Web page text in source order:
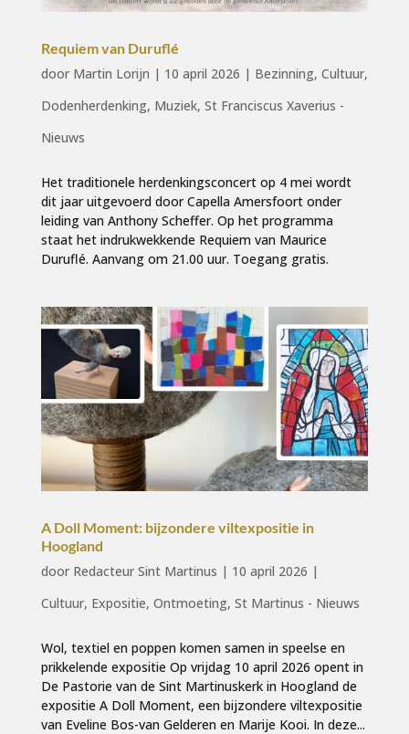
Requiem van Duruflé
door Martin Lorijn | 10 april 2026 | Bezinning, Cultuur,
Dodenherdenking, Muziek, St Franciscus Xaverius -
Nieuws
Het traditionele herdenkingsconcert op 4 mei wordt
dit jaar uitgevoerd door Capella Amersfoort onder
leiding van Anthony Scheffer. Op het programma
staat het indrukwekkende Requiem van Maurice
Duruflé. Aanvang om 21.00 uur. Toegang gratis.
A Doll Moment: bijzondere viltexpositie in
Hoogland
door Redacteur Sint Martinus | 10 april 2026 |
Cultuur, Expositie, Ontmoeting, St Martinus - Nieuws
Wol, textiel en poppen komen samen in speelse en
prikkelende expositie Op vrijdag 10 april 2026 opent in
De Pastorie van de Sint Martinuskerk in Hoogland de
expositie A Doll Moment, een bijzondere viltexpositie
van Eveline Bos-van Gelderen en Marije Kooi. In deze...